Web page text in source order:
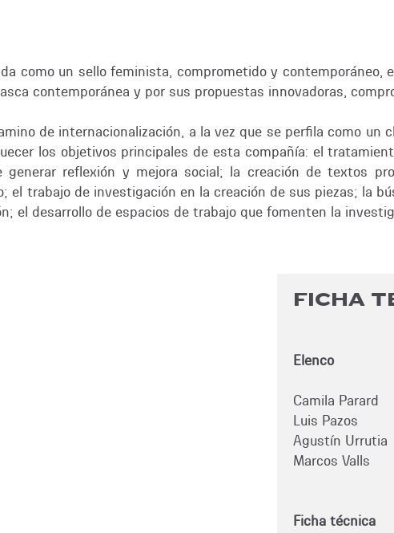
como un sello feminista, comprometido y contemporáneo,
contemporánea y por sus propuestas innovadoras,
de internacionalización, a la vez que se perfila como un
los objetivos principales de esta compañía: el
reflexión y mejora social; la creación de textos
el trabajo de investigación en la creación de sus piezas; la
el desarrollo de espacios de trabajo que fomenten la
FICHA
Elenco
Camila Parard
Luis Pazos
Agustín Urrutia
Marcos Valls
Ficha técnica